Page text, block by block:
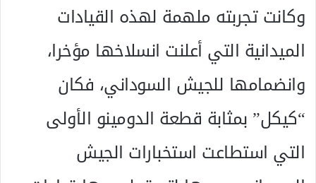
وكانت تجربته ملهمة لهذه القيادات
الميدانية التي أعلنت انسلاخها مؤخرا،
وانضمامها للجيش السوداني، فكان
“كيكل” بمثابة قطعة الدومينو الأولى
التي استطاعت استخبارات الجيش